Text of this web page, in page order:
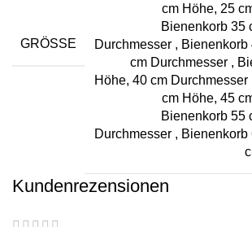
GRÖSSE
cm Höhe, 25
Bienenkorb 35
Durchmesser , Bienenkorb
cm Durchmesser ,
Höhe, 40 cm Durchmesser
cm Höhe, 45
Bienenkorb 55
Durchmesser , Bienenkorb
Kundenrezensionen